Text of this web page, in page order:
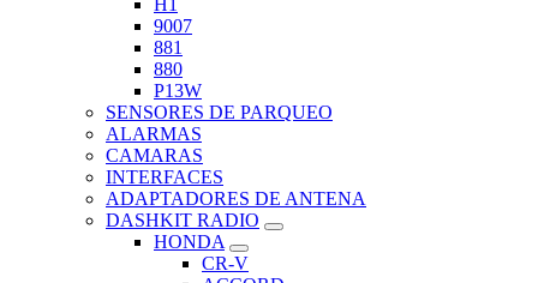
9007
881
880
P13W
SENSORES DE PARQUEO
ALARMAS
CAMARAS
INTERFACES
ADAPTADORES DE ANTENA
DASHKIT RADIO
HONDA
CR-V